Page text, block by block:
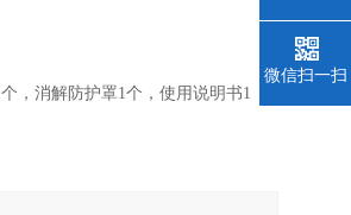
，消解防护罩1个，使用说明书1
微信扫一扫